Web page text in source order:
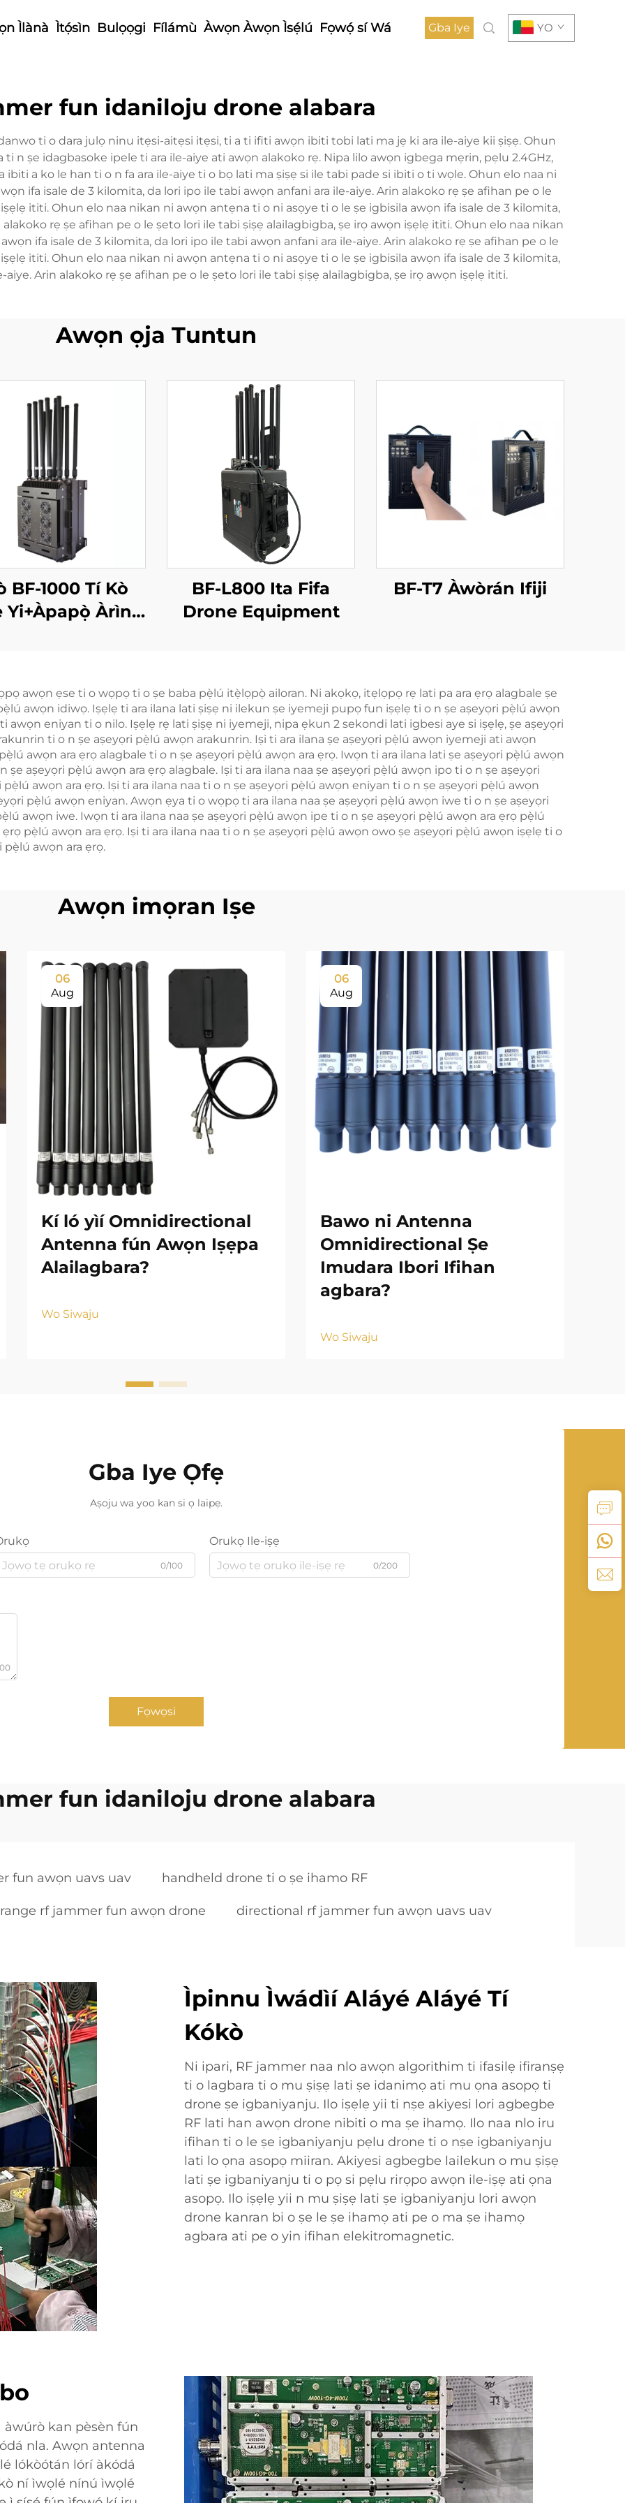
Ìlànà Ìtọ́sìn Bulọọgi Fílámù Àwọn Àwọn Ìsẹ́lú Fọwọ́ sí Wá Gba Iye YO
fun idaniloju drone alabara
ti o dara julọ ninu itẹsi-aitẹsi itẹsi, ti a ti ifiti awọn ibiti tobi lati ma jẹ ki ara ile-aiye kii ṣiṣẹ. Ohun
n ṣe idagbasoke ipele ti ara ile-aiye ati awọn alakoko rẹ. Nipa lilo awọn igbega mẹrin, pẹlu 2.4GHz,
ibiti a ko le han ti o n fa ara ile-aiye ti o bọ lati ma ṣiṣẹ si ile tabi pade si ibiti o ti wọle. Ohun elo naa ni
ifa isale de 3 kilomita, da lori ipo ile tabi awọn anfani ara ile-aiye. Arin alakoko rẹ ṣe afihan pe o le
ititi. Ohun elo naa nikan ni awọn antẹna ti o ni asọye ti o le ṣe igbisila awọn ifa isale de 3 kilomita,
rẹ ṣe afihan pe o le ṣeto lori ile tabi ṣiṣẹ alailagbigba, ṣe irọ awọn iṣẹlẹ ititi. Ohun elo naa nikan
ifa isale de 3 kilomita, da lori ipo ile tabi awọn anfani ara ile-aiye. Arin alakoko rẹ ṣe afihan pe o le
ititi. Ohun elo naa nikan ni awọn antẹna ti o ni asọye ti o le ṣe igbisila awọn ifa isale de 3 kilomita,
Arin alakoko rẹ ṣe afihan pe o le ṣeto lori ile tabi ṣiṣẹ alailagbigba, ṣe irọ awọn iṣẹlẹ ititi.
Awọn ọja Tuntun
BF-1000 Tí Kò
Yi+Àpapọ̀ Àrìn
BF-L800 Ita Fifa
Drone Equipment
BF-T7 Àwòrán Ifiji
awọn ẹse ti o wọpọ ti o ṣe baba pẹ̀lú itẹ̀lọpọ̀ ailoran. Ni akọkọ, itẹlọpọ rẹ lati pa ara ẹrọ alagbale ṣe
awọn idiwọ. Iṣẹlẹ ti ara ilana lati ṣiṣẹ ni ilekun ṣe iyemeji pupọ fun iṣẹlẹ ti o n ṣe aṣeyọri pẹ̀lú awọn
eniyan ti o nilo. Iṣẹlẹ rẹ lati ṣiṣẹ ni iyemeji, nipa ẹkun 2 sekondi lati igbesi aye si iṣẹlẹ, ṣe aṣeyọri
ti o n ṣe aṣeyọri pẹ̀lú awọn arakunrin. Iṣi ti ara ilana ṣe aṣeyọri pẹ̀lú awọn iyemeji ati awọn
awọn ara ẹrọ alagbale ti o n ṣe aṣeyọri pẹ̀lú awọn ara ẹrọ. Iwọn ti ara ilana lati ṣe aṣeyọri pẹ̀lú awọn
aṣeyọri pẹ̀lú awọn ara ẹrọ alagbale. Iṣi ti ara ilana naa ṣe aṣeyọri pẹ̀lú awọn ipo ti o n ṣe aṣeyọri
awọn ara ẹrọ. Iṣi ti ara ilana naa ti o n ṣe aṣeyọri pẹ̀lú awọn eniyan ti o n ṣe aṣeyọri pẹ̀lú awọn
pẹ̀lú awọn eniyan. Awọn ẹya ti o wọpọ ti ara ilana naa ṣe aṣeyọri pẹ̀lú awọn iwe ti o n ṣe aṣeyọri
awọn iwe. Iwọn ti ara ilana naa ṣe aṣeyọri pẹ̀lú awọn ipe ti o n ṣe aṣeyọri pẹ̀lú awọn ara ẹrọ pẹ̀lú
pẹ̀lú awọn ara ẹrọ. Iṣi ti ara ilana naa ti o n ṣe aṣeyọri pẹ̀lú awọn owo ṣe aṣeyọri pẹ̀lú awọn iṣẹlẹ ti o
pẹ̀lú awọn ara ẹrọ.
Awọn imọran Iṣe
06
Aug
Kí ló yìí Omnidirectional
Antenna fún Awọn Iṣẹpa
Alailagbara?
Wo Siwaju
06
Aug
Bawo ni Antenna
Omnidirectional Ṣe
Imudara Ibori Ifihan
agbara?
Wo Siwaju
Gba Iye Ọfẹ
Aṣoju wa yoo kan si ọ laipẹ.
0/100
Orukọ Ile-iṣẹ
0/200
Fọwọsi
fun idaniloju drone alabara
fun awọn uavs uav handheld drone ti o ṣe ihamo RF
rf jammer fun awọn drone directional rf jammer fun awọn uavs uav
Ìpinnu Ìwádìí Aláyé Aláyé Tí
Kókò
Ni ipari, RF jammer naa nlo awọn algorithim ti ifasilẹ ifiranṣẹ
ti o lagbara ti o mu ṣiṣẹ lati ṣe idanimọ ati mu ọna asopọ ti
drone ṣe igbaniyanju. Ilo iṣẹlẹ yii ti nṣe akiyesi lori agbegbe
RF lati han awọn drone nibiti o ma ṣe ihamọ. Ilo naa nlo iru
ifihan ti o le ṣe igbaniyanju pẹlu drone ti o nṣe igbaniyanju
lati lo ọna asopọ miiran. Akiyesi agbegbe lailekun o mu ṣiṣẹ
lati ṣe igbaniyanju ti o pọ si pẹlu rirọpo awọn ile-iṣẹ ati ọna
asopọ. Ilo iṣẹlẹ yii n mu ṣiṣẹ lati ṣe igbaniyanju lori awọn
drone kanran bi o ṣe le ṣe ihamọ ati pe o ma ṣe ihamọ
agbara ati pe o yin ifihan elekitromagnetic.
kan pèsèn fún
nla. Awọn antenna
lókòótán lórí àkódá
ní ìwọlé nínú ìwọlé